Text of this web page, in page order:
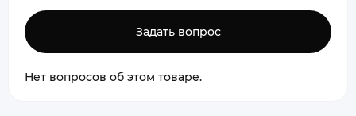
Задать вопрос
Нет вопросов об этом товаре.